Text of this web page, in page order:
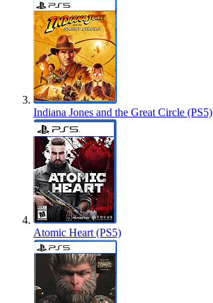
Indiana Jones and the Great Circle (PS5)
Atomic Heart (PS5)